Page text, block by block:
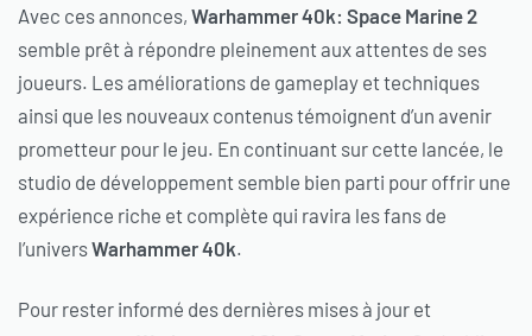
Avec ces annonces, Warhammer 40k: Space Marine 2
semble prêt à répondre pleinement aux attentes de ses
joueurs. Les améliorations de gameplay et techniques
ainsi que les nouveaux contenus témoignent d’un avenir
prometteur pour le jeu. En continuant sur cette lancée, le
studio de développement semble bien parti pour offrir une
expérience riche et complète qui ravira les fans de
l’universWarhammer 40k.
Pour rester informé des dernières mises à jour et